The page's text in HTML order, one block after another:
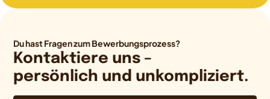
Du hast Fragen zum Bewerbungsprozess?
Kontaktiere uns –
persönlich und unkompliziert.